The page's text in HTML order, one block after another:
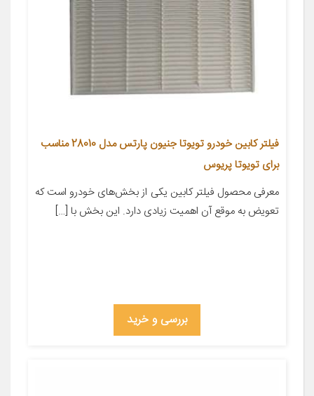
فیلتر کابین خودرو تویوتا جنیون پارتس مدل 28010 مناسب
برای تویوتا پریوس
معرفی محصول فیلتر کابین یکی از بخش‌های خودرو است که
تعویض به موقع آن اهمیت زیادی دارد. این بخش با […]
بررسی و خرید